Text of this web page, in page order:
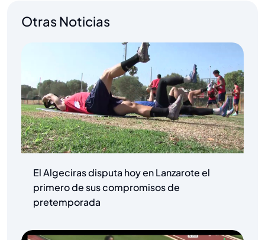
Otras Noticias
El Algeciras disputa hoy en Lanzarote el
primero de sus compromisos de
pretemporada